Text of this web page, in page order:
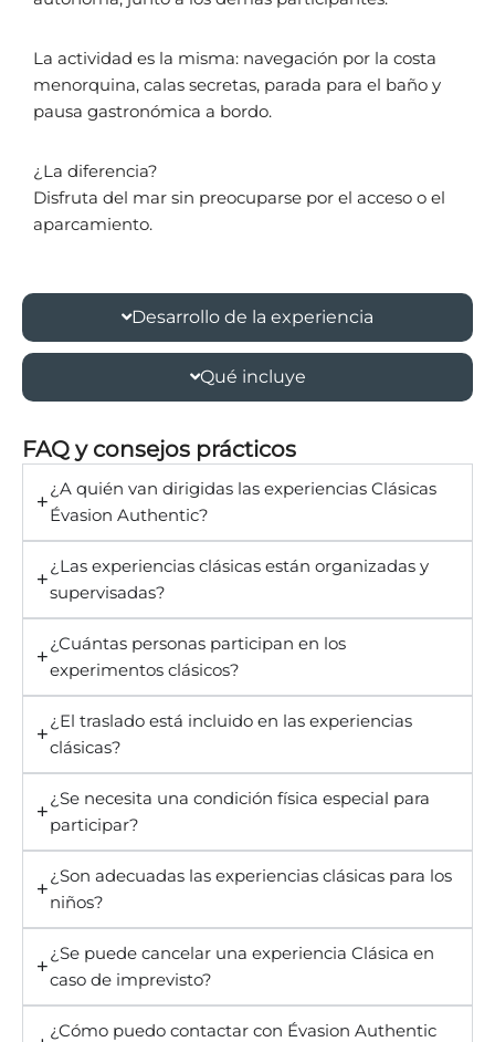
La actividad es la misma: navegación por la costa
menorquina, calas secretas, parada para el baño y
pausa gastronómica a bordo.
¿La diferencia?
Disfruta del mar sin preocuparse por el acceso o el
aparcamiento.
Desarrollo de la experiencia
Qué incluye
FAQ y consejos prácticos
¿A quién van dirigidas las experiencias Clásicas
Évasion Authentic?
¿Las experiencias clásicas están organizadas y
supervisadas?
¿Cuántas personas participan en los
experimentos clásicos?
¿El traslado está incluido en las experiencias
clásicas?
¿Se necesita una condición física especial para
participar?
¿Son adecuadas las experiencias clásicas para los
niños?
¿Se puede cancelar una experiencia Clásica en
caso de imprevisto?
¿Cómo puedo contactar con Évasion Authentic